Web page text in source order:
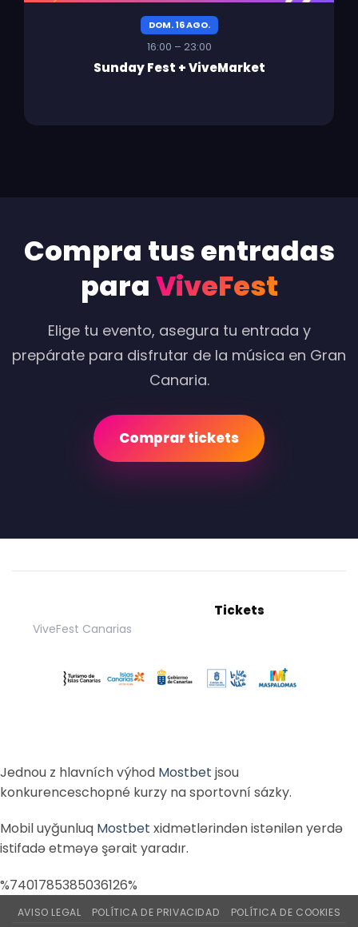
DOM. 16 AGO.
16:00 – 23:00
Sunday Fest + ViveMarket
Compra tus entradas
paraViveFest
Elige tu evento, asegura tu entrada y
prepárate para disfrutar de la música en Gran
Canaria.
Comprar tickets
Tickets
ViveFest Canarias
Jednou z hlavních výhod Mostbet jsou
konkurenceschopné kurzy na sportovní sázky.
Mobil uyğunluq Mostbet xidmətlərindən istənilən yerdə
istifadə etməyə şərait yaradır.
%7401785385036126%
AVISO LEGAL POLÍTICA DE PRIVACIDAD POLÍTICA DE COOKIES